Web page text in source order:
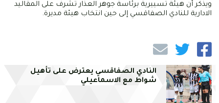
ويذكر أن هيئة تسييرية برئاسة جوهر العذار تشرف على المقاليد
الادارية للنادي الصفاقسي إلى حين انتخاب هيئة مديرة.
النادي الصفاقسي يعترض على تأهيل
شواط مع الاسماعيلي